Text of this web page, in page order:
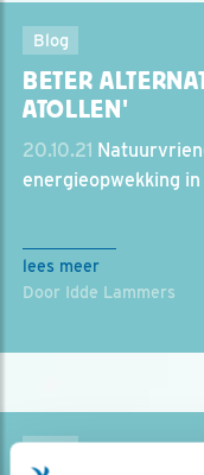
Blog
BETER
ATOLLEN'
20.10.21
energieopwekking
lees meer
Door Idde Lammers
Blog